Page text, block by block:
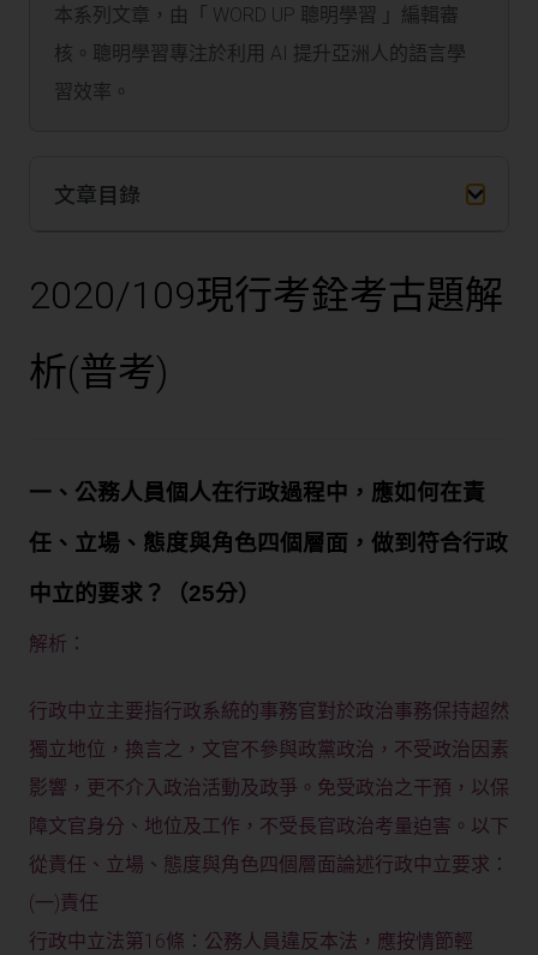
本系列文章，由「 WORD UP 聰明學習 」編輯審
核。聰明學習專注於利用 AI 提升亞洲人的語言學
習效率。
文章目錄
2020/109現行考銓考古題解
析(普考)
一、公務人員個人在行政過程中，應如何在責
任、立場、態度與角色四個層面，做到符合行政
中立的要求？（25分）
解析：
行政中立主要指行政系統的事務官對於政治事務保持超然
獨立地位，換言之，文官不參與政黨政治，不受政治因素
影響，更不介入政治活動及政爭。免受政治之干預，以保
障文官身分、地位及工作，不受長官政治考量迫害。以下
從責任、立場、態度與角色四個層面論述行政中立要求：
(一)責任
行政中立法第16條：公務人員違反本法，應按情節輕